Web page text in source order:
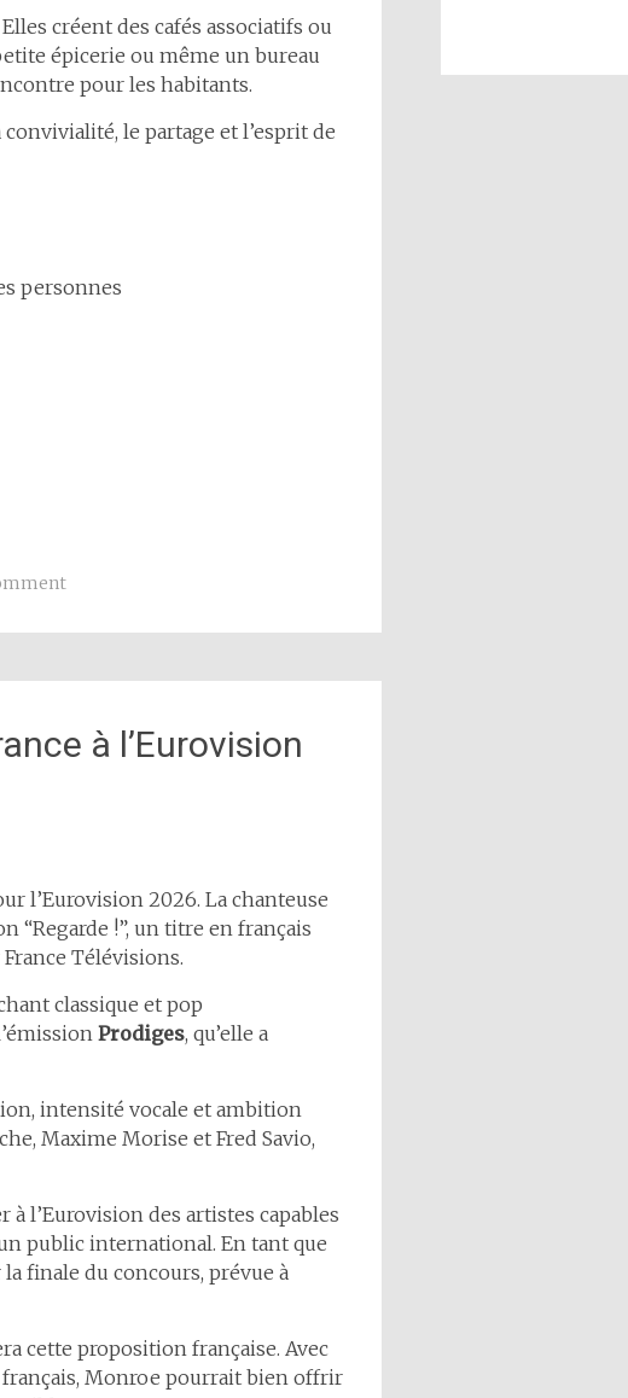
créent des cafés associatifs ou
épicerie ou même un bureau
pour les habitants.
le partage et l’esprit de
personnes
à l’Eurovision
l’Eurovision 2026. La chanteuse
“Regarde !”, un titre en français
Télévisions.
classique et pop
Prodiges, qu’elle a
intensité vocale et ambition
Maxime Morise et Fred Savio,
l’Eurovision des artistes capables
public international. En tant que
finale du concours, prévue à
cette proposition française. Avec
Monroe pourrait bien offrir